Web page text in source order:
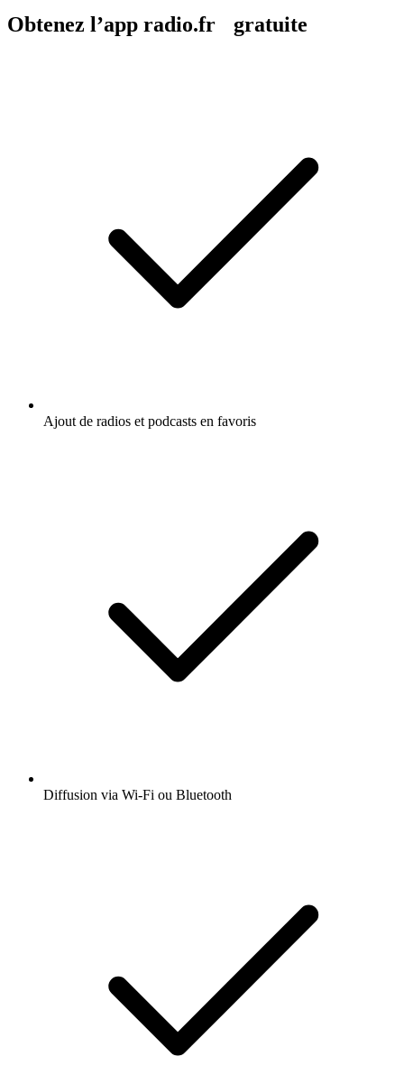
Obtenez l’app radio.fr gratuite
Ajout de radios et podcasts en favoris
Diffusion via Wi-Fi ou Bluetooth